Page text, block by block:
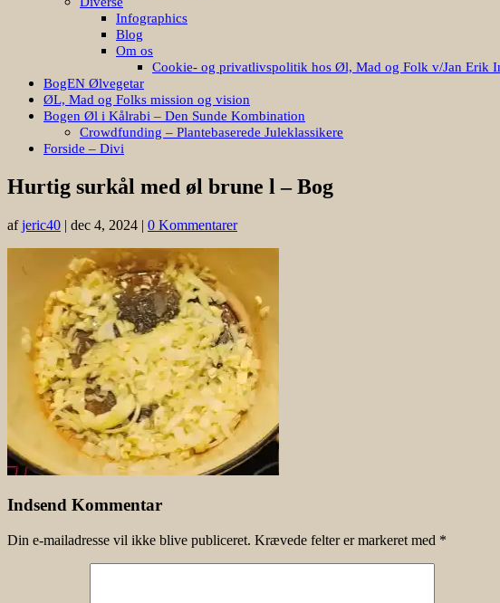
Infographics
Blog
Om os
Cookie- og privatlivspolitik hos Øl, Mad og Folk v/Jan Erik
BogEN Ølvegetar
ØL, Mad og Folks mission og vision
Bogen Øl i Kålrabi – Den Sunde Kombination
Crowdfunding – Plantebaserede Juleklassikere
Forside – Divi
Hurtig surkål med øl brune l – Bog
afjeric40 | dec 4, 2024 | 0 Kommentarer
Indsend Kommentar
Din e-mailadresse vil ikke blive publiceret. Krævede felter er markeret med *